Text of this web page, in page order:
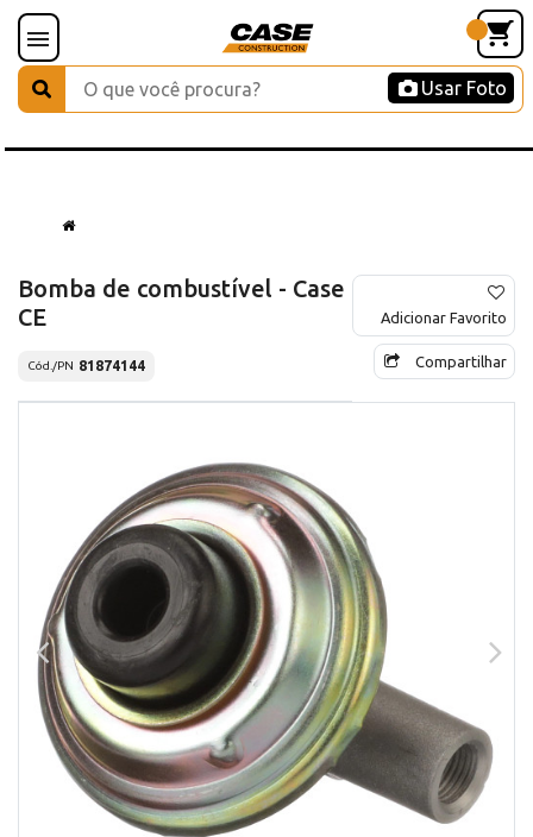
Usar Foto
Bomba de combustível - Case
CE
Cód./PN 81874144
Adicionar Favorito
Compartilhar